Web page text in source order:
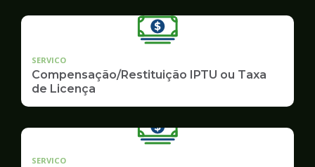
SERVICO
Compensação/Restituição IPTU ou Taxa
de Licença
SERVICO